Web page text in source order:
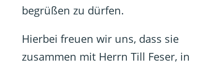
begrüßen zu dürfen.
Hierbei freuen wir uns, dass sie
zusammen mit Herrn Till Feser, in